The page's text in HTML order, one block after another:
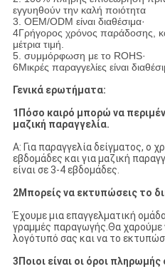
εγγυηθούν την καλή ποιότητα
3. OEM/ODM είναι διαθέσιμα·
4Γρήγορος χρόνος παράδοσης,
μέτρια τιμή.
5. συμμόρφωση με το ROHS·
6Μικρές παραγγελίες είναι
Γενικά ερωτήματα:
1Πόσο καιρό μπορώ να
μαζική παραγγελία.
Α: Για παραγγελία δείγματος, ο
εβδομάδες και για μαζική
είναι σε 3-4 εβδομάδες.
2Μπορείς να εκτυπώσεις το
Έχουμε μια επαγγελματική
γραμμές παραγωγής.Θα χαρούμε
λογότυπό σας και να το
3Ποιοι είναι οι όροι πληρωμής